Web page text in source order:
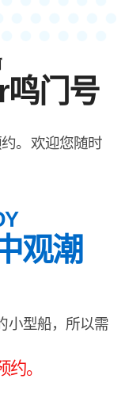
门号
。欢迎您随时
观潮
小型船，所以需
。